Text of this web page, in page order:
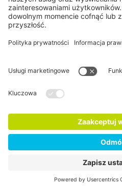
Społeczności
Media społecznościowe
Newsletter Fairtrade
Bądźmy w